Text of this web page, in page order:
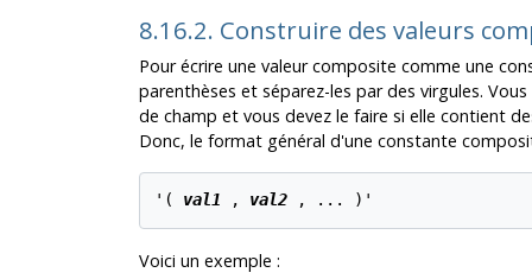
8.16.2. Construire des valeurs
Pour écrire une valeur composite comme une
parenthèses et séparez-les par des virgules.
de champ et vous devez le faire si elle contient
Donc, le format général d'une constante
'( val1 , val2 , ... )'
Voici un exemple :